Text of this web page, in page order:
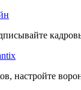
настройте